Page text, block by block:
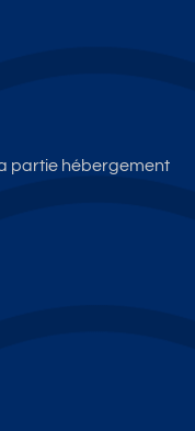
partie hébergement